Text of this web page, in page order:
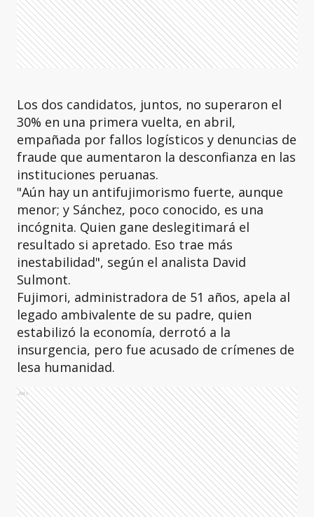
Los dos candidatos, juntos, no superaron el
30% en una primera vuelta, en abril,
empañada por fallos logísticos y denuncias de
fraude que aumentaron la desconfianza en las
instituciones peruanas.
"Aún hay un antifujimorismo fuerte, aunque
menor; y Sánchez, poco conocido, es una
incógnita. Quien gane deslegitimará el
resultado si apretado. Eso trae más
inestabilidad", según el analista David
Sulmont.
Fujimori, administradora de 51 años, apela al
legado ambivalente de su padre, quien
estabilizó la economía, derrotó a la
insurgencia, pero fue acusado de crímenes de
lesa humanidad.
Ads